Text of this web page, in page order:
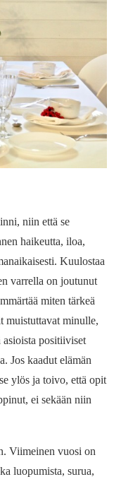
niin että se
haikeutta, iloa,
Kuulostaa
varrella on joutunut
miten tärkeä
muistuttavat minulle,
positiiviset
Jos kaadut elämän
ylös ja toivo, että opit
ei sekään niin
Viimeinen vuosi on
luopumista, surua,